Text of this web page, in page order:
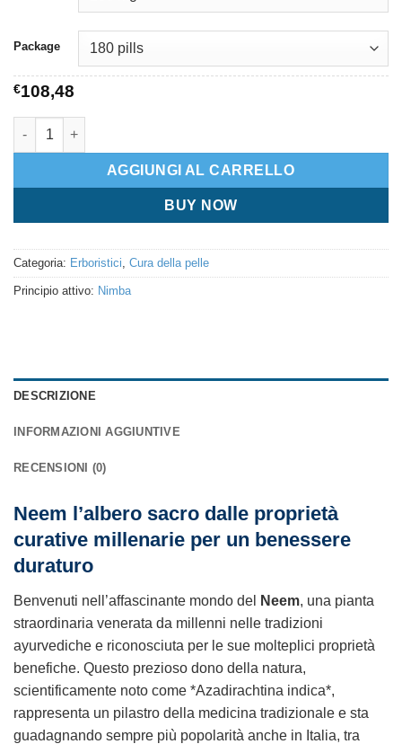
Package
€108,48
Neem quantità
AGGIUNGI AL CARRELLO
BUY NOW
Categoria: Erboristici Cura della pelle
Principio attivo: Nimba
DESCRIZIONE
INFORMAZIONI AGGIUNTIVE
RECENSIONI (0)
Neem l’albero sacro dalle proprietà
curative millenarie per un benessere
duraturo
Benvenuti nell’affascinante mondo del Neem, una pianta
straordinaria venerata da millenni nelle tradizioni
ayurvediche e riconosciuta per le sue molteplici proprietà
benefiche. Questo prezioso dono della natura,
scientificamente noto come *Azadirachtina indica*,
rappresenta un pilastro della medicina tradizionale e sta
guadagnando sempre più popolarità anche in Italia, tra